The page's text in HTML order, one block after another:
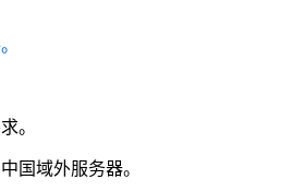
。
国域外服务器。